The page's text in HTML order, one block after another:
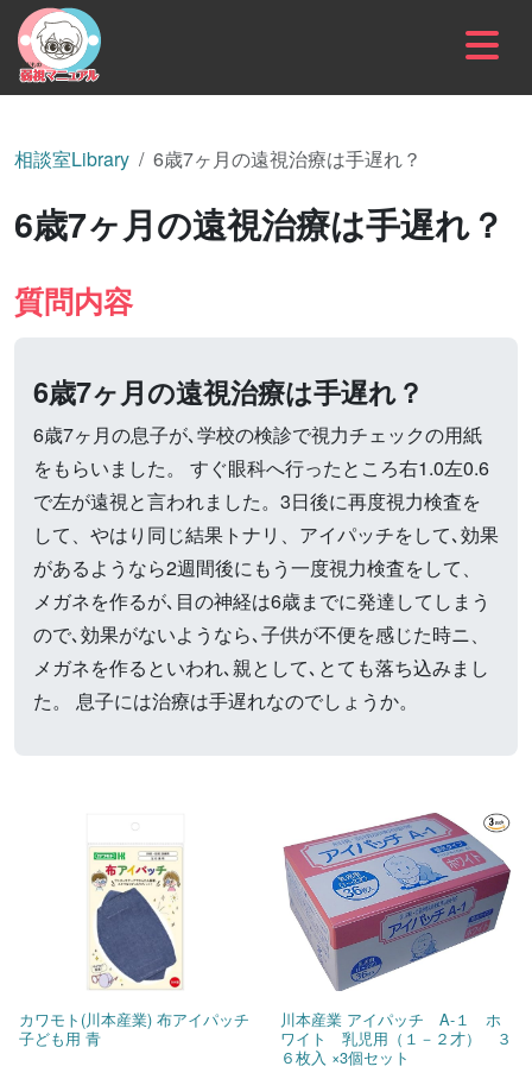
内容をスキップ
相談室Library 6歳7ヶ月の遠視治療は手遅れ？
6歳7ヶ月の遠視治療は手遅れ？
質問内容
6歳7ヶ月の遠視治療は手遅れ？
6歳7ヶ月の息子が､学校の検診で視力チェックの用紙
をもらいました。 すぐ眼科へ行ったところ右1.0左0.6
で左が遠視と言われました。3日後に再度視力検査を
して、やはり同じ結果トナリ、アイパッチをして､効果
があるようなら2週間後にもう一度視力検査をして、
メガネを作るが､目の神経は6歳までに発達してしまう
ので､効果がないようなら､子供が不便を感じた時ニ、
メガネを作るといわれ､親として､とても落ち込みまし
た。 息子には治療は手遅れなのでしょうか。
カワモト(川本産業) 布アイパッチ
子ども用 青
川本産業 アイパッチ A-１ ホ
ワイト 乳児用（１－２才） ３
６枚入 ×3個セット